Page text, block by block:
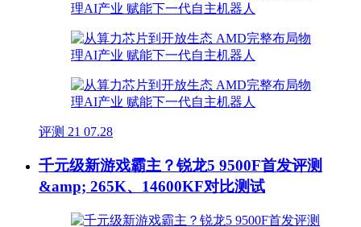
评测 21 07.28
千元级新游戏霸主？锐龙5 9500F首发评测
&amp; 265K、14600KF对比测试